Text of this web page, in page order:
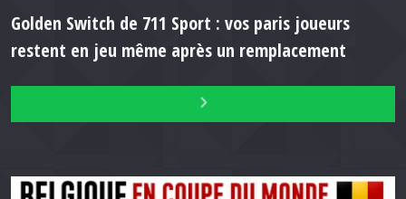
Golden Switch de 711 Sport : vos paris joueurs
restent en jeu même après un remplacement